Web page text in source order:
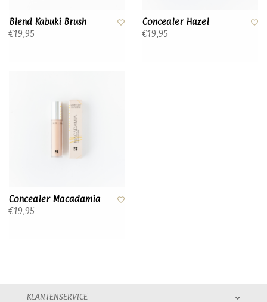
Blend Kabuki Brush
€19,95
Concealer Hazel
€19,95
Concealer Macadamia
€19,95
KLANTENSERVICE